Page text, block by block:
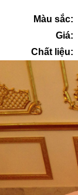
Màu sắc:
Giá:
Chất liệu: